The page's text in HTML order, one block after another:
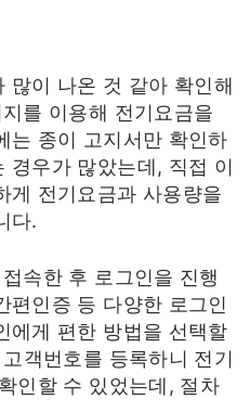
많이 나온 것 같아 확인해
를 이용해 전기요금을
는 종이 고지서만 확인하
경우가 많았는데, 직접 이
게 전기요금과 사용량을
다.
속한 후 로그인을 진행
편인증 등 다양한 로그인
에게 편한 방법을 선택할
객번호를 등록하니 전기
인할 수 있었는데, 절차